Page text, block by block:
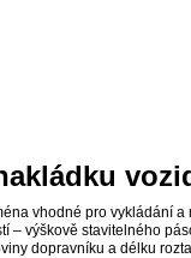
vhodné pro vykládání
– výškově stavitelného
dopravníku a délku